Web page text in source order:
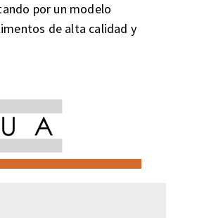
por un modelo
de alta calidad y